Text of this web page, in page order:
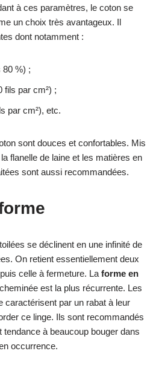
à ces paramètres, le coton se
un choix très avantageux. Il
dont notamment :
80 %) ;
fils par cm²) ;
par cm²), etc.
sont douces et confortables. Mis
flanelle de laine et les matières en
sont aussi recommandées.
se déclinent en une infinité de
On retient essentiellement deux
celle à fermeture. La forme en
est la plus récurrente. Les
caractérisent par un rabat à leur
ce linge. Ils sont recommandés
tendance à beaucoup bouger dans
occurrence.